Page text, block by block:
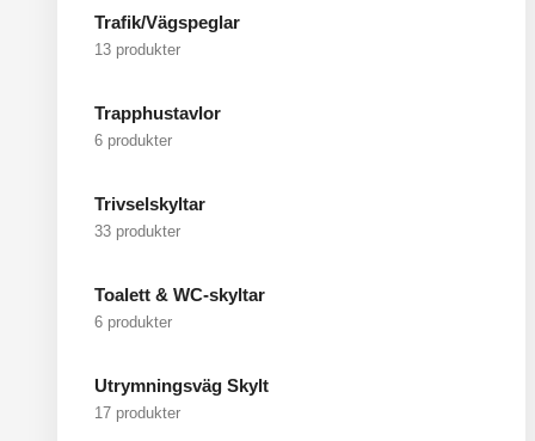
Trafik/Vägspeglar
13 produkter
Trapphustavlor
6 produkter
Trivselskyltar
33 produkter
Toalett & WC-skyltar
6 produkter
Utrymningsväg Skylt
17 produkter